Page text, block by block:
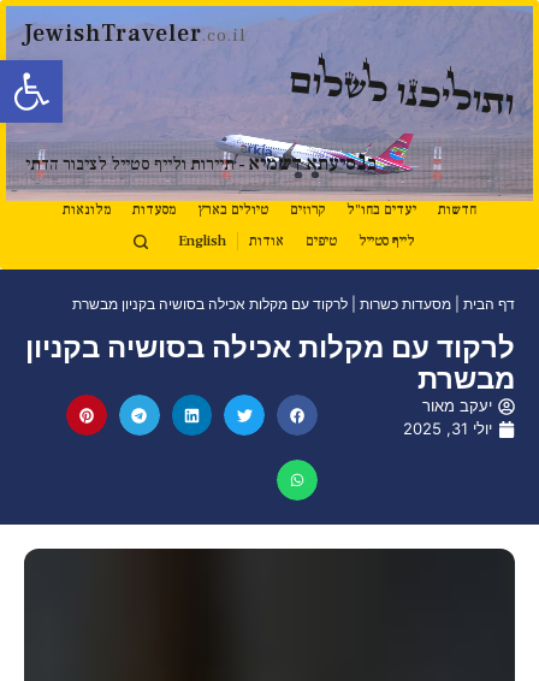
פתח
JewishTraveler.co.il
ותוליכנו לשלום
בנסיעתא דשמיא - תיירות ולייף סטייל לציבור הדתי
חדשות יעדים בחו"ל קרוזים טיולים בארץ מסעדות
מלונאות
לייף סטייל
טיפים אודות English
דף הבית מסעדות כשרות לרקוד עם מקלות אכילה בסושיה בקניון מבשרת
לרקוד עם מקלות אכילה בסושיה בקניון
מבשרת
יעקב מאור
יולי 31, 2025